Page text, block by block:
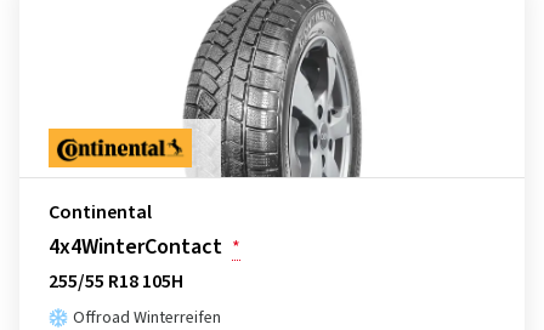
Continental
4x4WinterContact *
255/55 R18 105H
Offroad Winterreifen